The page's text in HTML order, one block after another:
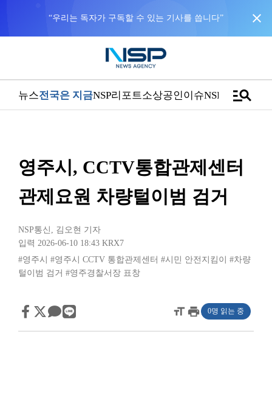
“우리는 독자가 구독할 수 있는 기사를 씁니다” close
뉴스전국은 지금NSP리포트소상공인이슈NSPTVmanage_search
영주시, CCTV통합관제센터
관제요원 차량털이범 검거
NSP통신 , 김오현 기자
입력 2026-06-10 18:43 KRX7
#영주시
#영주시 CCTV 통합관제센터 #시민 안전지킴이
#차량
털이범 검거 #영주경찰서장 표창
format_sizeprint 0명 읽는 중